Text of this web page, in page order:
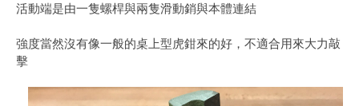
活動端是由一隻螺桿與兩隻滑動銷與本體連結
強度當然沒有像一般的桌上型虎鉗來的好，不適合用來大力敲
擊